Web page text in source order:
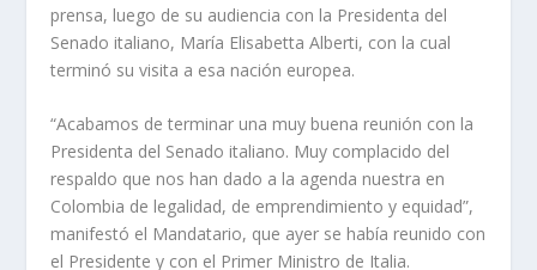
prensa, luego de su audiencia con la Presidenta del
Senado italiano, María Elisabetta Alberti, con la cual
terminó su visita a esa nación europea.
“Acabamos de terminar una muy buena reunión con la
Presidenta del Senado italiano. Muy complacido del
respaldo que nos han dado a la agenda nuestra en
Colombia de legalidad, de emprendimiento y equidad”,
manifestó el Mandatario, que ayer se había reunido con
el Presidente y con el Primer Ministro de Italia.